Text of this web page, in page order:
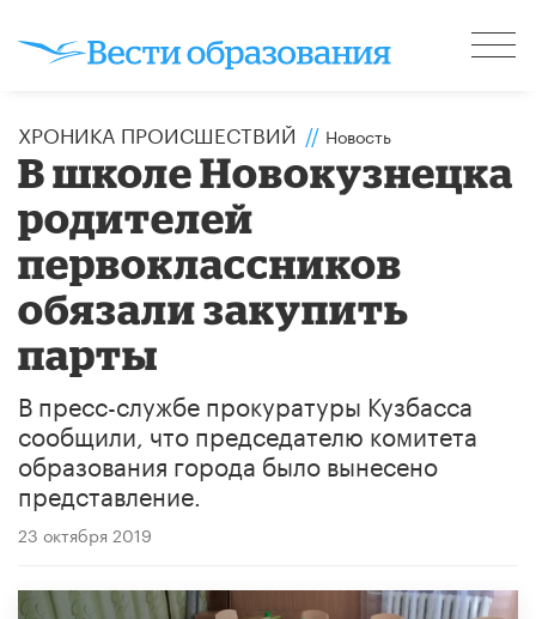
ХРОНИКА ПРОИСШЕСТВИЙ // Новость
В школе Новокузнецка
родителей
первоклассников
обязали закупить
парты
В пресс-службе прокуратуры Кузбасса
сообщили, что председателю комитета
образования города было вынесено
представление.
23 октября 2019